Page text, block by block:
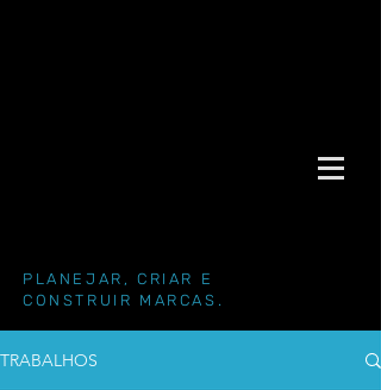
PLANEJAR, CRIAR E
CONSTRUIR MARCAS.
TRABALHOS